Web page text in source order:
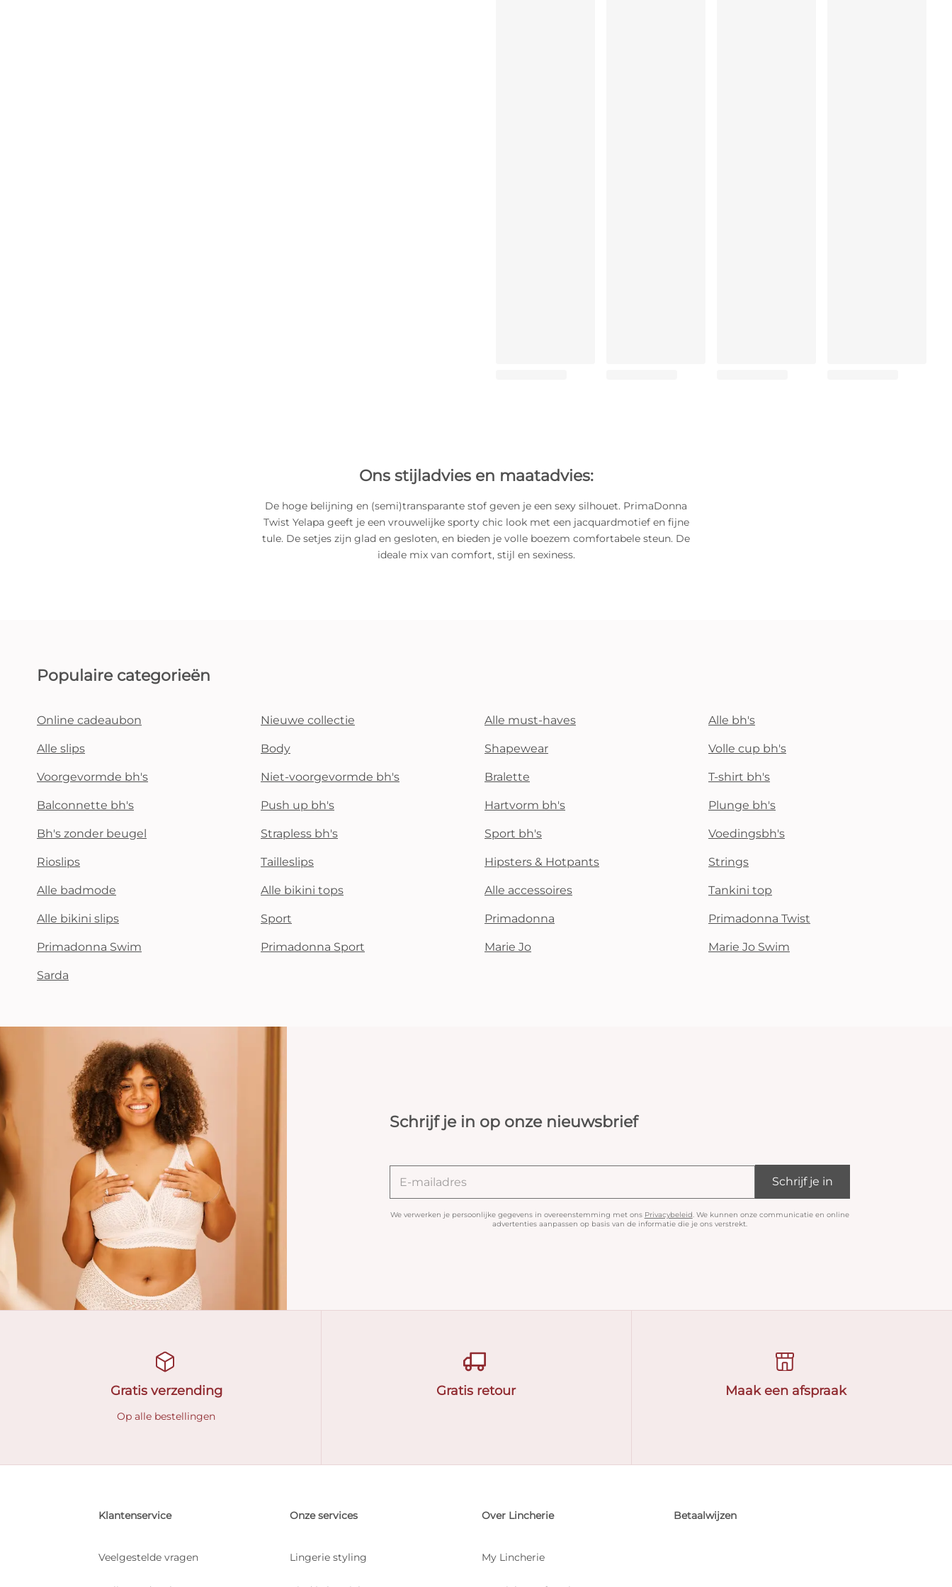
Ons stijladvies en maatadvies:
De hoge belijning en (semi)transparante stof geven je een sexy silhouet. PrimaDonna
Twist Yelapa geeft je een vrouwelijke sporty chic look met een jacquardmotief en fijne
tule. De setjes zijn glad en gesloten, en bieden je volle boezem comfortabele steun. De
ideale mix van comfort, stijl en sexiness.
Populaire categorieën
Online cadeaubon Nieuwe collectie Alle must-haves Alle bh's
Alle slips Body Shapewear Volle cup bh's
Voorgevormde bh's Niet-voorgevormde bh's Bralette T-shirt bh's
Balconnette bh's Push up bh's Hartvorm bh's Plunge bh's
Bh's zonder beugel Strapless bh's Sport bh's Voedingsbh's
Rioslips Tailleslips Hipsters & Hotpants Strings
Alle badmode Alle bikini tops Alle accessoires Tankini top
Alle bikini slips Sport Primadonna Primadonna Twist
Primadonna Swim Primadonna Sport Marie Jo Marie Jo Swim
Sarda
Schrijf je in op onze nieuwsbrief
We verwerken je persoonlijke gegevens in overeenstemming met ons Privacybeleid. We kunnen onze communicatie en online
advertenties aanpassen op basis van de informatie die je ons verstrekt.
Schrijf je in
Gratis verzending
Op alle bestellingen
Gratis retour Maak een afspraak
Klantenservice
Veelgestelde vragen
Onze services
Lingerie styling
Over Lincherie
My Lincherie
Betaalwijzen